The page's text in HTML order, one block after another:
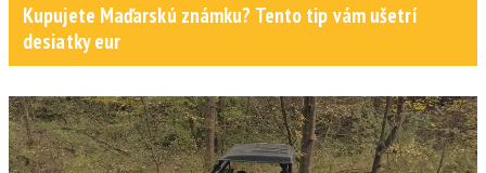
Kupujete Maďarskú známku? Tento tip vám ušetrí
desiatky eur